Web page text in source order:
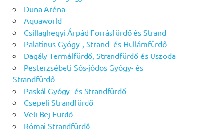
Duna Aréna
Aquaworld
Csillaghegyi Árpád Forrásfürdő és Strand
Palatinus Gyógy-, Strand- és Hullámfürdő
Dagály Termálfürdő, Strandfürdő és Uszoda
Pesterzsébeti Sós-jódos Gyógy- és
Strandfürdő
Paskál Gyógy- és Strandfürdő
Csepeli Strandfürdő
Veli Bej Fürdő
Római Strandfürdő